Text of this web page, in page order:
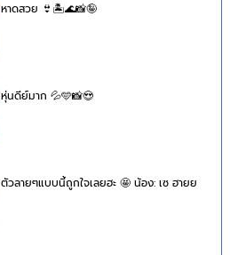
หาดสวย 👙🏝🌊📸🤪
หุ่นดีย์มาก 💦🩵📸😍
ตัวลายๆแบบนี้ถูกใจเลยฮะ 🤩 น้อง: เซ ฮายย